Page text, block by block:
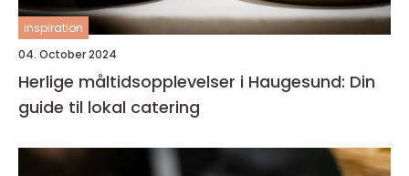
inspiration
04. October 2024
Herlige måltidsopplevelser i Haugesund: Din
guide til lokal catering